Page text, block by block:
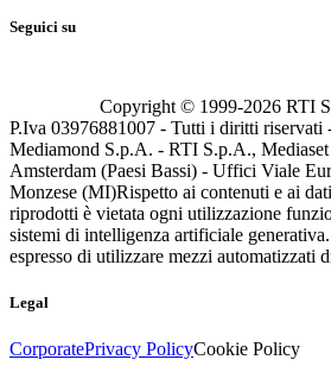
Seguici su
Copyright © 1999-2026 RTI
P.Iva 03976881007 - Tutti i diritti riservati
Mediamond S.p.A. - RTI S.p.A., Mediaset
Amsterdam (Paesi Bassi) - Uffici Viale
Monzese (MI)Rispetto ai contenuti e ai
riprodotti è vietata ogni utilizzazione
sistemi di intelligenza artificiale
espresso di utilizzare mezzi automatizzati
Legal
CorporatePrivacy PolicyCookie Policy